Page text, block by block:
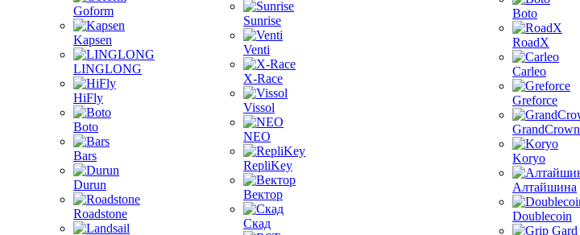
Goform
Kapsen
LINGLONG
HiFly
Boto
Bars
Durun
Roadstone
Sunrise
Venti
X-Race
Vissol
NEO
RepliKey
Вектор
Скад
Boto
RoadX
Carleo
Greforce
GrandCrown
Koryo
Алтайшина
Doublecoin